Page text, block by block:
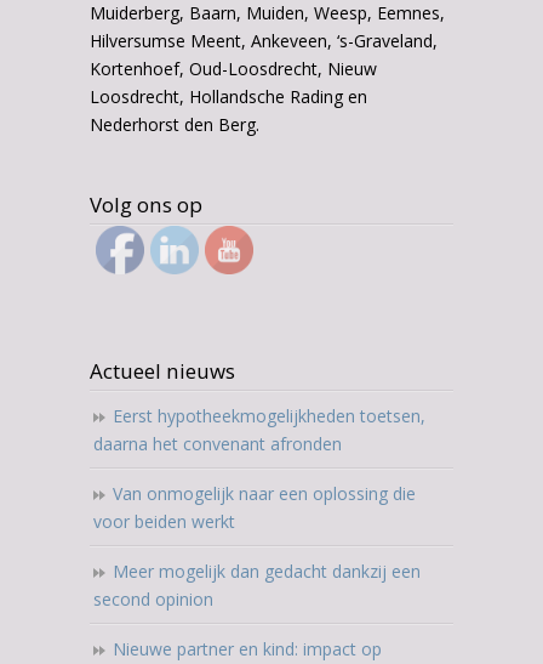
Muiderberg, Baarn, Muiden, Weesp, Eemnes,
Hilversumse Meent, Ankeveen, ‘s-Graveland,
Kortenhoef, Oud-Loosdrecht, Nieuw
Loosdrecht, Hollandsche Rading en
Nederhorst den Berg.
Volg ons op
Actueel nieuws
Eerst hypotheekmogelijkheden toetsen,
daarna het convenant afronden
Van onmogelijk naar een oplossing die
voor beiden werkt
Meer mogelijk dan gedacht dankzij een
second opinion
Nieuwe partner en kind: impact op